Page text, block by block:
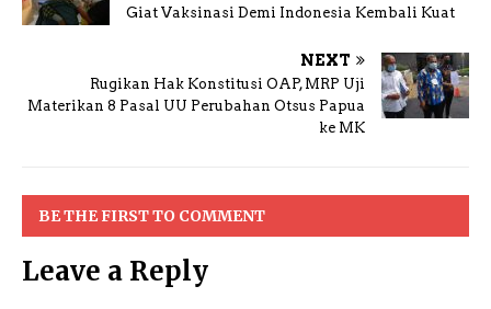
Giat Vaksinasi Demi Indonesia Kembali Kuat
NEXT
Rugikan Hak Konstitusi OAP, MRP Uji
Materikan 8 Pasal UU Perubahan Otsus Papua
ke MK
BE THE FIRST TO COMMENT
Leave a Reply